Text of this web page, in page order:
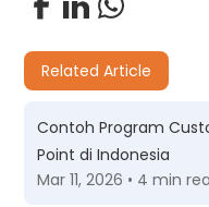
Related Article
Contoh Program
Point di Indonesia
Mar 11, 2026 • 4 min